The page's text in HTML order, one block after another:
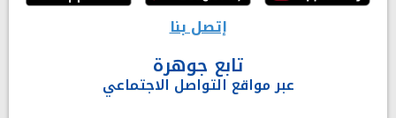
إتصل بنا
تابع جوهرة
عبر مواقع التواصل الاجتماعي